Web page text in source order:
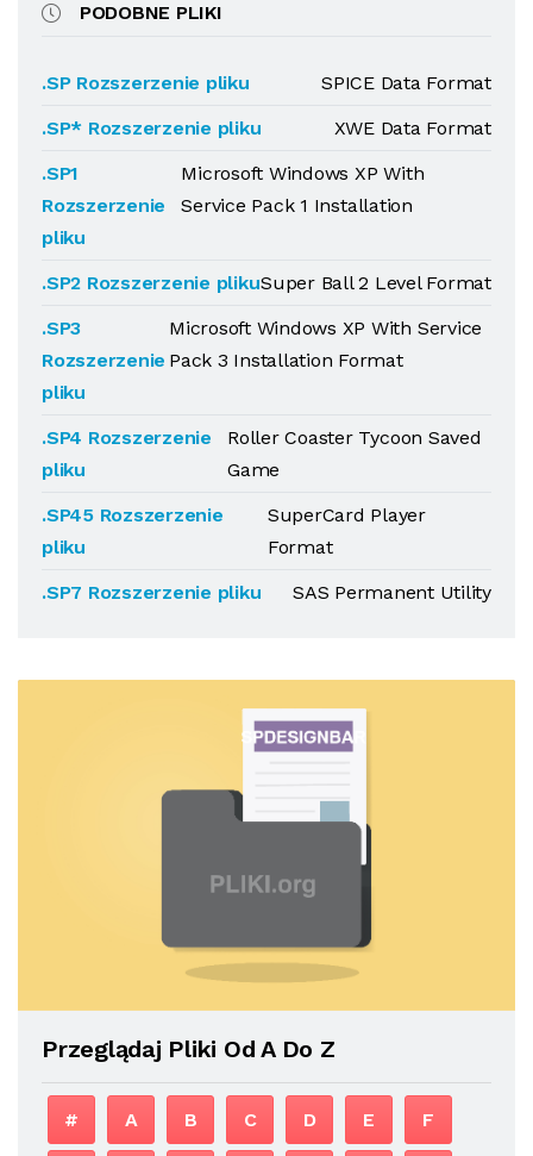
PODOBNE PLIKI
.SP Rozszerzenie pliku
SPICE Data Format
.SP* Rozszerzenie pliku
XWE Data Format
.SP1
Rozszerzenie
pliku
Microsoft Windows XP With
Service Pack 1 Installation
.SP2 Rozszerzenie plikuSuper Ball 2 Level Format
.SP3
Rozszerzenie
pliku
Microsoft Windows XP With Service
Pack 3 Installation Format
.SP4 Rozszerzenie
pliku
Roller Coaster Tycoon Saved
Game
.SP45 Rozszerzenie
pliku
SuperCard Player
Format
.SP7 Rozszerzenie pliku
SAS Permanent Utility
Przeglądaj Pliki Od A Do Z
# A B C D E F